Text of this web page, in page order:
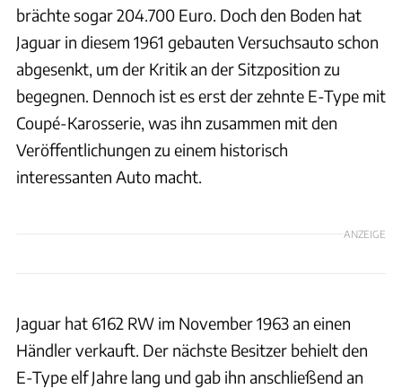
brächte sogar 204.700 Euro. Doch den Boden hat
Jaguar in diesem 1961 gebauten Versuchsauto schon
abgesenkt, um der Kritik an der Sitzposition zu
begegnen. Dennoch ist es erst der zehnte E-Type mit
Coupé-Karosserie, was ihn zusammen mit den
Veröffentlichungen zu einem historisch
interessanten Auto macht.
ANZEIGE
Jaguar hat 6162 RW im November 1963 an einen
Händler verkauft. Der nächste Besitzer behielt den
E-Type elf Jahre lang und gab ihn anschließend an